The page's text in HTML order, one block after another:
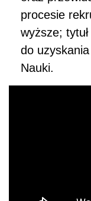
procesie
wyższe;
do
Nauki.